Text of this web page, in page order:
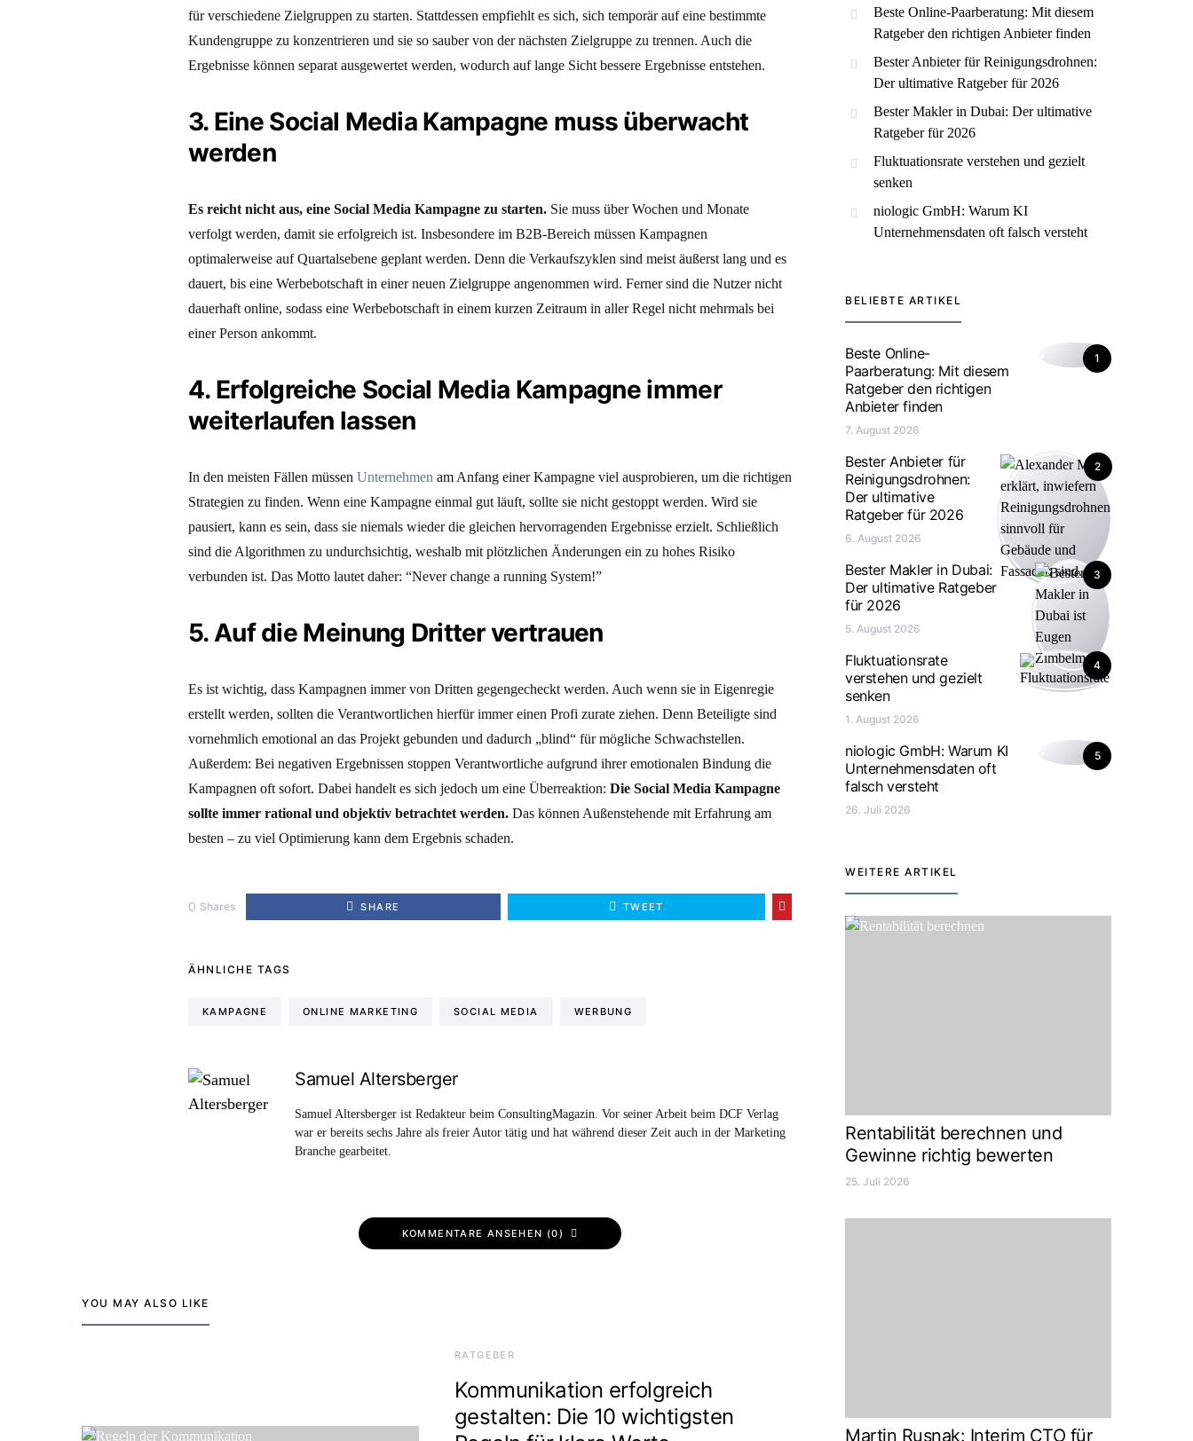
für verschiedene Zielgruppen zu starten. Stattdessen empfiehlt es sich, sich temporär auf eine bestimmte
Kundengruppe zu konzentrieren und sie so sauber von der nächsten Zielgruppe zu trennen. Auch die
Ergebnisse können separat ausgewertet werden, wodurch auf lange Sicht bessere Ergebnisse entstehen.
3. Eine Social Media Kampagne muss überwacht
werden
Es reicht nicht aus, eine Social Media Kampagne zu starten. Sie muss über Wochen und Monate
verfolgt werden, damit sie erfolgreich ist. Insbesondere im B2B-Bereich müssen Kampagnen
optimalerweise auf Quartalsebene geplant werden. Denn die Verkaufszyklen sind meist äußerst lang und es
dauert, bis eine Werbebotschaft in einer neuen Zielgruppe angenommen wird. Ferner sind die Nutzer nicht
dauerhaft online, sodass eine Werbebotschaft in einem kurzen Zeitraum in aller Regel nicht mehrmals bei
einer Person ankommt.
4. Erfolgreiche Social Media Kampagne immer
weiterlaufen lassen
In den meisten Fällen müssen Unternehmen am Anfang einer Kampagne viel ausprobieren, um die richtigen
Strategien zu finden. Wenn eine Kampagne einmal gut läuft, sollte sie nicht gestoppt werden. Wird sie
pausiert, kann es sein, dass sie niemals wieder die gleichen hervorragenden Ergebnisse erzielt. Schließlich
sind die Algorithmen zu undurchsichtig, weshalb mit plötzlichen Änderungen ein zu hohes Risiko
verbunden ist. Das Motto lautet daher: “Never change a running System!”
5. Auf die Meinung Dritter vertrauen
Es ist wichtig, dass Kampagnen immer von Dritten gegengecheckt werden. Auch wenn sie in Eigenregie
erstellt werden, sollten die Verantwortlichen hierfür immer einen Profi zurate ziehen. Denn Beteiligte sind
vornehmlich emotional an das Projekt gebunden und dadurch „blind“ für mögliche Schwachstellen.
Außerdem: Bei negativen Ergebnissen stoppen Verantwortliche aufgrund ihrer emotionalen Bindung die
Kampagnen oft sofort. Dabei handelt es sich jedoch um eine Überreaktion: Die Social Media Kampagne
sollte immer rational und objektiv betrachtet werden. Das können Außenstehende mit Erfahrung am
besten – zu viel Optimierung kann dem Ergebnis schaden.
0 Shares SHARE TWEET
ÄHNLICHE TAGS
KAMPAGNE ONLINE MARKETING SOCIAL MEDIA WERBUNG
Samuel Altersberger
Samuel Altersberger ist Redakteur beim ConsultingMagazin. Vor seiner Arbeit beim DCF Verlag
war er bereits sechs Jahre als freier Autor tätig und hat während dieser Zeit auch in der Marketing
Branche gearbeitet.
KOMMENTARE ANSEHEN (0)
YOU MAY ALSO LIKE
RATGEBER
Kommunikation erfolgreich
gestalten: Die 10 wichtigsten
Beste Online-Paarberatung: Mit diesem
Ratgeber den richtigen Anbieter finden
Bester Anbieter für Reinigungsdrohnen:
Der ultimative Ratgeber für 2026
Bester Makler in Dubai: Der ultimative
Ratgeber für 2026
Fluktuationsrate verstehen und gezielt
senken
niologic GmbH: Warum KI
Unternehmensdaten oft falsch versteht
BELIEBTE ARTIKEL
1
Beste Online-
Paarberatung: Mit diesem
Ratgeber den richtigen
Anbieter finden
7. August 2026
2
Bester Anbieter für
Reinigungsdrohnen:
Der ultimative
Ratgeber für 2026
6. August 2026
3
Bester Makler in Dubai:
Der ultimative Ratgeber
für 2026
5. August 2026
4
Fluktuationsrate
verstehen und gezielt
senken
1. August 2026
5
niologic GmbH: Warum KI
Unternehmensdaten oft
falsch versteht
26. Juli 2026
WEITERE ARTIKEL
Rentabilität berechnen und
Gewinne richtig bewerten
25. Juli 2026
Martin Rusnak: Interim CTO für